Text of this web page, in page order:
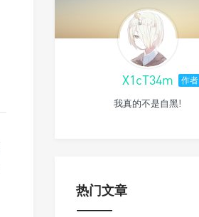
X1cT34m 作者
我真的不是自黑!
热门文章